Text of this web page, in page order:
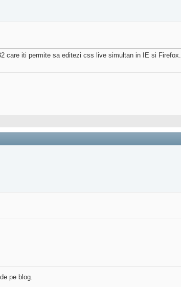
care iti permite sa editezi css live simultan in IE si Firefox.
pe blog.